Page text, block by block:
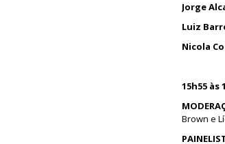
Jorge
Luiz
Nicola
15h55 às
Brown e